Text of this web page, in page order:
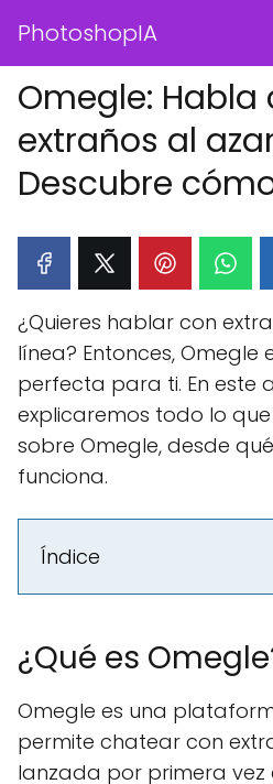
PhotoshopIA
Omegle: Habla
extraños al
Descubre
¿Quieres hablar con
línea? Entonces,
perfecta para ti. En este
explicaremos todo lo
sobre Omegle, desde
funciona.
Índice
¿Qué es
Omegle es una
permite chatear con
lanzada por primera vez